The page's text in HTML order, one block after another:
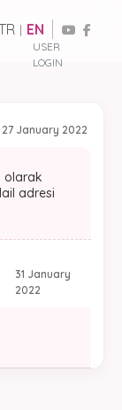
USER
LOGIN
| EN
27 January 2022
olarak
adresi
31 January
2022